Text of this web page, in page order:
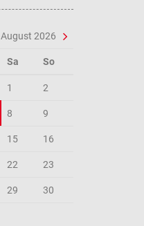
August 2026
Sa So
1 2
8 9
15 16
22 23
29 30